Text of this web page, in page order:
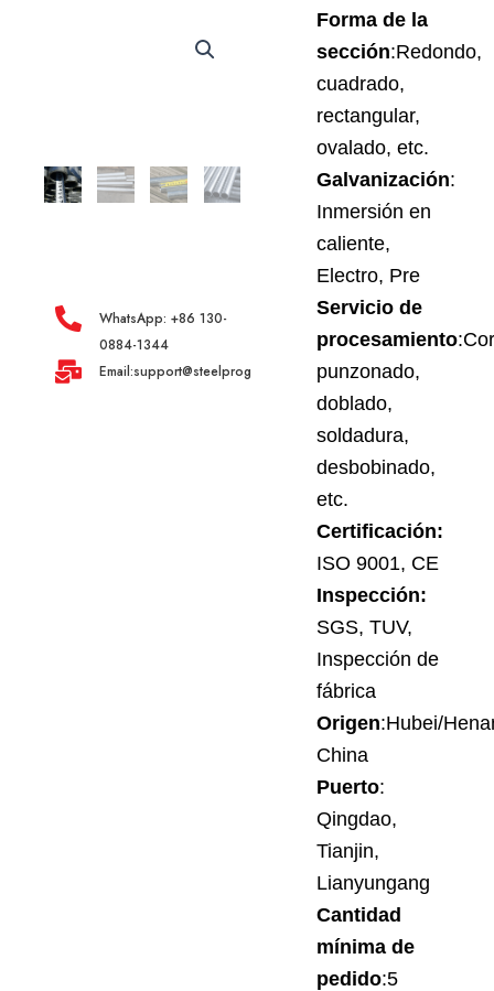
WhatsApp: +86 130-
0884-1344
Email:support@steelprogroup.com
Forma de la
sección:Redondo,
cuadrado,
rectangular,
ovalado, etc.
Galvanización:
Inmersión en
caliente,
Electro, Pre
Servicio de
procesamiento
punzonado,
doblado,
soldadura,
desbobinado,
etc.
Certificación:
ISO 9001, CE
Inspección:
SGS, TUV,
Inspección de
fábrica
Origen:Hubei/
China
Puerto:
Qingdao,
Tianjin,
Lianyungang
Cantidad
mínima de
pedido:5